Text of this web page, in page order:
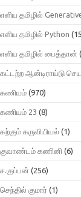
எளிய தமிழில்
எளிய தமிழில் Python
எளிய தமிழில் பைத்தான்
கட்டற்ற ஆன்டிராய்டு
கணியம் (970)
கணியம் 23 (8)
கற்கும் கருவியியல் (1)
குவாண்டம் கணினி (6)
ச.குப்பன் (256)
செந்தில் குமார் (1)